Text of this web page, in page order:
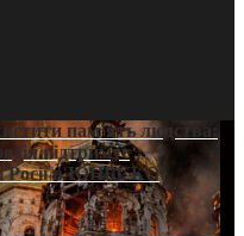
пам’ять людства:
підтримує
Росії в ЮНЕСКО